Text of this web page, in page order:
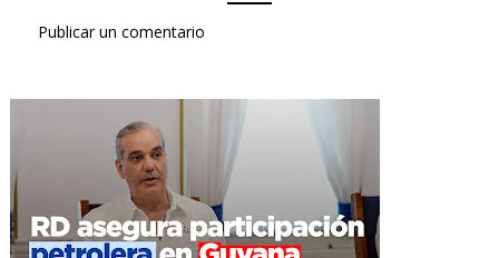
Publicar un comentario